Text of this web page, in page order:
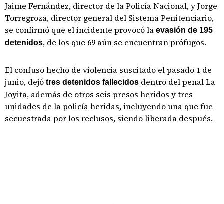
Jaime Fernández, director de la Policía Nacional, y Jorge
Torregroza, director general del Sistema Penitenciario,
se confirmó que el incidente provocó la evasión de 195
detenidos, de los que 69 aún se encuentran prófugos.
El confuso hecho de violencia suscitado el pasado 1 de
junio, dejó tres detenidos fallecidos dentro del penal La
Joyita, además de otros seis presos heridos y tres
unidades de la policía heridas, incluyendo una que fue
secuestrada por los reclusos, siendo liberada después.